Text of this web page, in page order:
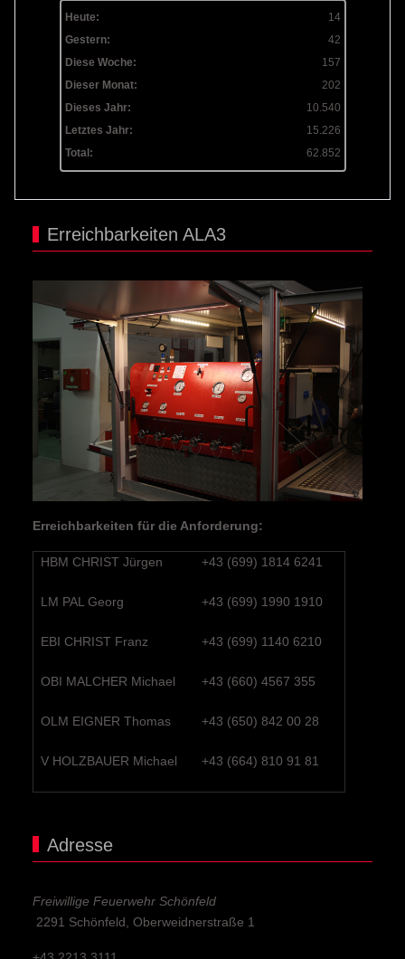
Heute:
14
Gestern:
42
Diese Woche:
157
Dieser Monat:
202
Dieses Jahr:
10.540
Letztes Jahr:
15.226
Total:
62.852
Erreichbarkeiten ALA3
Erreichbarkeiten für die Anforderung:
HBM CHRIST Jürgen +43 (699) 1814 6241
LM PAL Georg +43 (699) 1990 1910
EBI CHRIST Franz +43 (699) 1140 6210
OBI MALCHER Michael +43 (660) 4567 355
OLM EIGNER Thomas +43 (650) 842 00 28
V HOLZBAUER Michael +43 (664) 810 91 81
Adresse
Freiwillige Feuerwehr Schönfeld
2291 Schönfeld, Oberweidnerstraße 1